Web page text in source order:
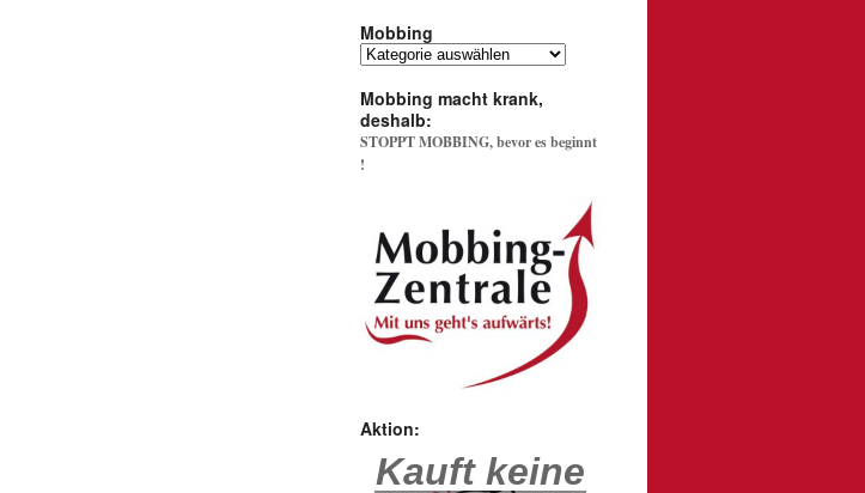
Mobbing
Mobbing
Mobbing macht krank,
deshalb:
STOPPT MOBBING, bevor es beginnt
!
Aktion:
Kauft keine